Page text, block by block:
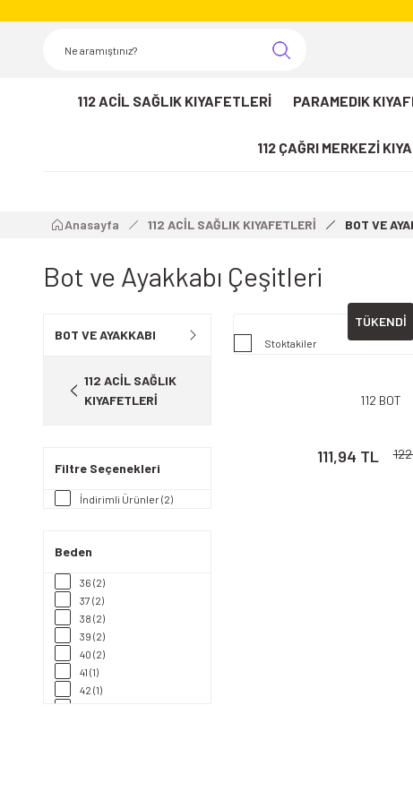
112 ACİL SAĞLIK KIYAFETLERİ PARAMEDIK
112 ÇAĞRI MERKEZİ
Anasayfa 112 ACİL SAĞLIK KIYAFETLERİ BOT VE
Bot ve Ayakkabı Çeşitleri
BOT VE AYAKKABI
112 ACİL SAĞLIK
KIYAFETLERİ
Filtre Seçenekleri
İndirimli Ürünler (2)
Beden
36 (2)
37 (2)
38 (2)
39 (2)
40 (2)
41 (1)
42 (1)
Stoktakiler
TÜKENDİ
112 BOT
111,94 TL